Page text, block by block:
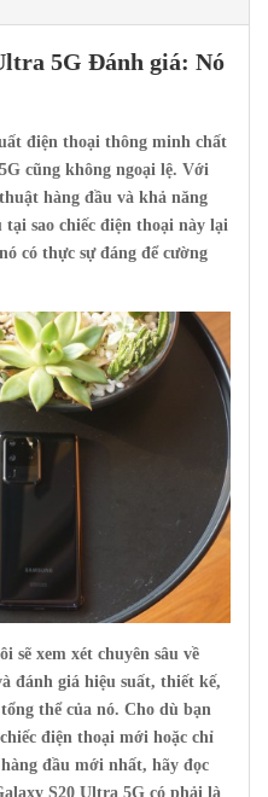
5G Đánh giá: Nó
điện thoại thông minh chất
cũng không ngoại lệ. Với
hàng đầu và khả năng
sao chiếc điện thoại này lại
có thực sự đáng để cường
sẽ xem xét chuyên sâu về
đánh giá hiệu suất, thiết kế,
thể của nó. Cho dù bạn
điện thoại mới hoặc chỉ
đầu mới nhất, hãy đọc
S20 Ultra 5G có phải là